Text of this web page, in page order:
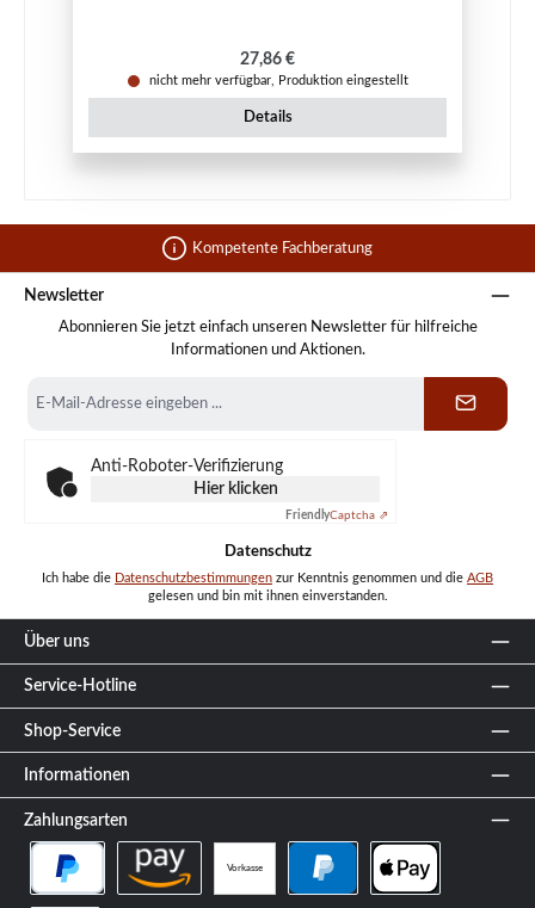
Regulärer Preis:
27,86 €
nicht mehr verfügbar, Produktion eingestellt
Details
Kompetente Fachberatung
Newsletter
Abonnieren Sie jetzt einfach unseren Newsletter für hilfreiche
Informationen und Aktionen.
Mail-
Anti-Roboter-Verifizierung
Hier klicken
FriendlyCaptcha ⇗
Datenschutz
Ich habe die Datenschutzbestimmungen zur Kenntnis genommen und die AGB
gelesen und bin mit ihnen einverstanden.
Über uns
Service-Hotline
Shop-Service
Informationen
Zahlungsarten
Vorkasse
PayPal Später Bezahlen